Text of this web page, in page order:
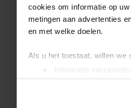
cookies om informatie op
metingen aan advertenties
en met welke doelen.
Als u het toestaat, willen we
Informatie
Uw apparaat
Lees meer over hoe uw